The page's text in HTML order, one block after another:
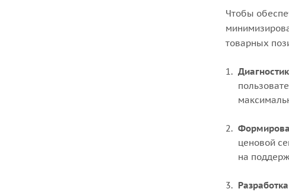
Чтобы
товарных
ценовой
на